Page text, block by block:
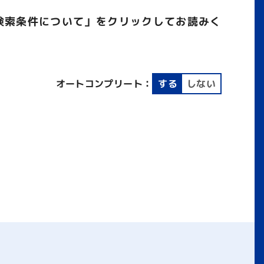
条件について」をクリックしてお読みく
オートコンプリート： する しない